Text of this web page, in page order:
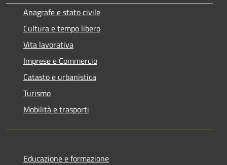
Anagrafe e stato civile
Cultura e tempo libero
Vita lavorativa
Imprese e Commercio
Catasto e urbanistica
Turismo
Mobilità e trasporti
Educazione e formazione